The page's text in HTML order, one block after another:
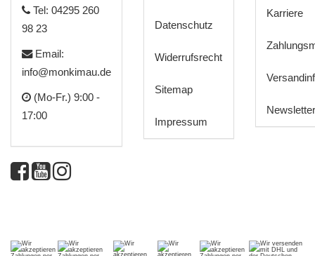
Tel: 04295 260
98 23
Email:
info@monkimau.de
(Mo-Fr.) 9:00 -
17:00
Datenschutz
Widerrufsrecht
Sitemap
Impressum
Karriere
Newsletter